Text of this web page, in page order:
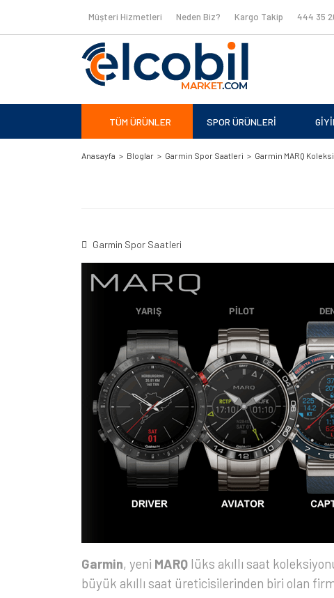
Müşteri Hizmetleri Neden Biz? Kargo Takip 444 35
TÜM ÜRÜNLER SPOR ÜRÜNLERİ
Anasayfa Bloglar Garmin Spor Saatleri Garmin MARQ
Garmin Spor Saatleri
Garmin, yeni MARQ lüks akıllı saat
büyük akıllı saat üreticisilerinden biri olan